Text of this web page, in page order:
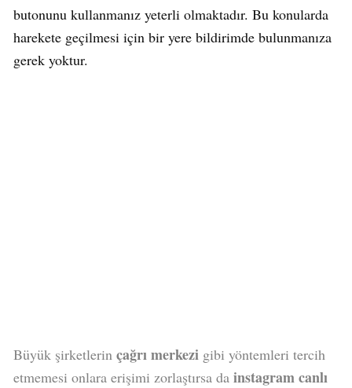
butonunu kullanmanız yeterli olmaktadır. Bu konularda
harekete geçilmesi için bir yere bildirimde bulunmanıza
gerek yoktur.
Büyük şirketlerin çağrı merkezi gibi yöntemleri tercih
etmemesi onlara erişimi zorlaştırsa da instagram canlı